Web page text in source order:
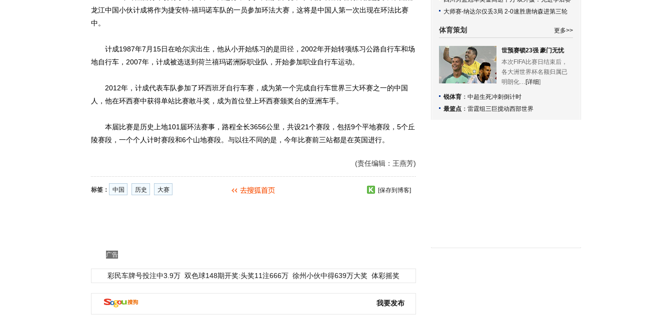
龙江中国小伙计成将作为捷安特-禧玛诺车队的一员参加环法大赛，这将是中国人第一次出现在环法比赛
中。
计成1987年7月15日在哈尔滨出生，他从小开始练习的是田径 ，2002年开始转项练习公路自行车和场
地自行车，2007年，计成被选送到荷兰禧玛诺洲际职业队，开始参加职业自行车运动。
2012年，计成代表车队参加了环西班牙自行车赛，成为第一个完成自行车世界三大环赛之一的中国
人，他在环西赛中获得单站比赛敢斗奖，成为首位登上环西赛颁奖台的亚洲车手。
本届比赛是历史上地101届环法赛事，路程全长3656公里，共设21个赛段，包括9个平地赛段，5个丘
陵赛段，一个个人计时赛段和6个山地赛段。与以往不同的是，今年比赛前三站都是在英国进行。
(责任编辑：王燕芳)
标签： 中国 历史 大赛 [保存到博客]
广告
彩民车牌号投注中3.9万 双色球148期开奖:头奖11注666万 徐州小伙中得639万大奖 体彩摇奖
我要发布
大师赛-纳达尔仅丢3局 2-0速胜唐纳森进第三轮
体育策划 更多>>
世预赛锁23强 豪门无忧
本次FIFA比赛日结束后，
各大洲世界杯名额归属已
明朗化… [详细]
锐体育 ： 中超生死冲刺倒计时
最篮点 ： 雷霆组三巨搅动西部世界